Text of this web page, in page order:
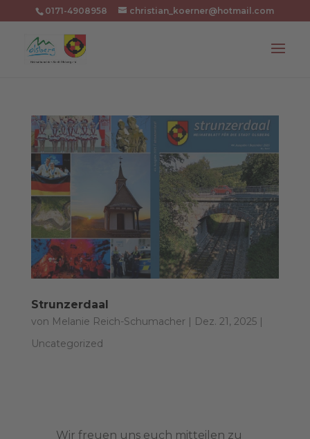
0171-4908958 christian_koerner@hotmail.com
Strunzerdaal
von Melanie Reich-Schumacher| Dez. 21, 2025|
Uncategorized
Wir freuen uns euch mitteilen zu